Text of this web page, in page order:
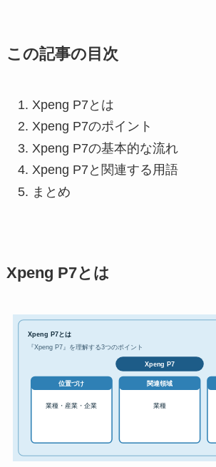
この記事の目次
Xpeng P7とは
Xpeng P7のポイント
Xpeng P7の基本的な流れ
Xpeng P7と関連する用語
まとめ
Xpeng P7とは
Xpeng P7とは
『Xpeng P7』を理解する3つのポイント
Xpeng P7
位置づけ
業種・産業・企業
関連領域
業種